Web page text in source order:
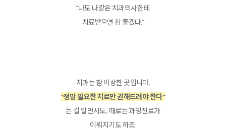
“나도 나같은 치과의사한테
치료받으면 참 좋겠다.”
치과는 참 이상한 곳입니다.
“정말 필요한 치료만 권해드려야 한다"
는 걸 알면서도, 때로는 과잉진료가
이뤄지기도 하죠.